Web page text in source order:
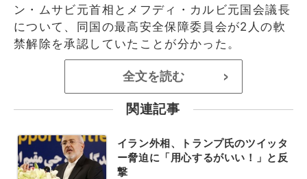
ン・ムサビ元首相とメフディ・カルビ元国会議長
について、同国の最高安全保障委員会が2人の軟
禁解除を承認していたことが分かった。
全文を読む >
関連記事
イラン外相、トランプ氏のツイッタ
ー脅迫に「用心するがいい！」と反
撃